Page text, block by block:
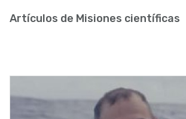
de
la
navegación
Artículos de Misiones científicas